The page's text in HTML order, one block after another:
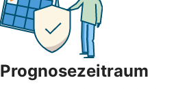
Prognosezeitraum